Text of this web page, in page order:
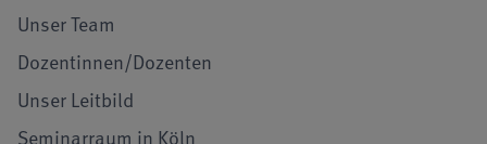
Unser Team
Dozentinnen/Dozenten
Unser Leitbild
Seminarraum in Köln